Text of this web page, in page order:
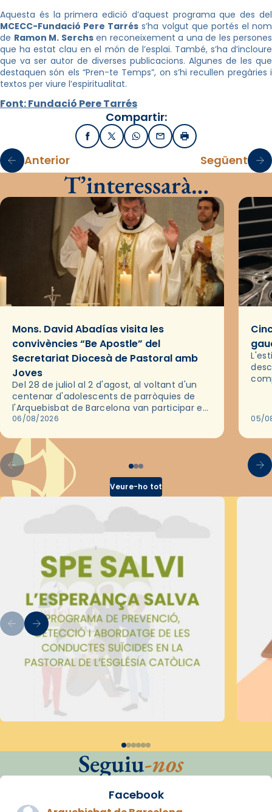
Aquesta és la primera edició d’aquest programa que des del
MCECC-Fundació Pere Tarrés s’ha volgut que portés el nom
de Ramon M. Serchsen reconeixement a una de les persones
que ha estat clau en el món de l’esplai. També, s’ha d’incloure
que va ser autor de diverses publicacions. Algunes de les que
destaquen són els “Pren-te Temps”, on s’hi recullen pregàries i
textos per viure l’espiritualitat.
Font: Fundació Pere Tarrés
Compartir:
FacebookX / TwitterWhatsApp
EmailImprimir
Anterior Següent
T’interessarà…
Mons. David Abadías visita les
convivències “Be Apostle” del
Secretariat Diocesà de Pastoral amb
Joves
Del 28 de juliol al 2 d'agost, al voltant d'un
centenar d'adolescents de parròquies de
l'Arquebisbat de Barcelona van participar en
les convivències Be Apostle, organitzades
06/08/2026 05/
Veure-ho tot
Seguiu-nos
Facebook